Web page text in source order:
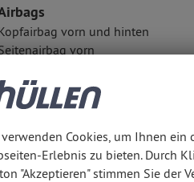
vorn und hinten
vorn
erhalten Sie unter
Cookies, um Ihnen ein
Erlebnis zu bieten. Durch
"Akzeptieren" stimmen Sie der